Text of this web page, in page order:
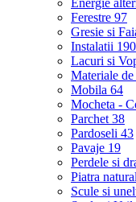
Energie
Ferestre 97
Gresie si
Instalatii 190
Lacuri si
Materiale
Mobila 64
Mocheta -
Parchet 38
Pardoseli 43
Pavaje 19
Perdele si
Piatra
Scule si